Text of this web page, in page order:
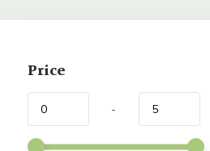
Price
-